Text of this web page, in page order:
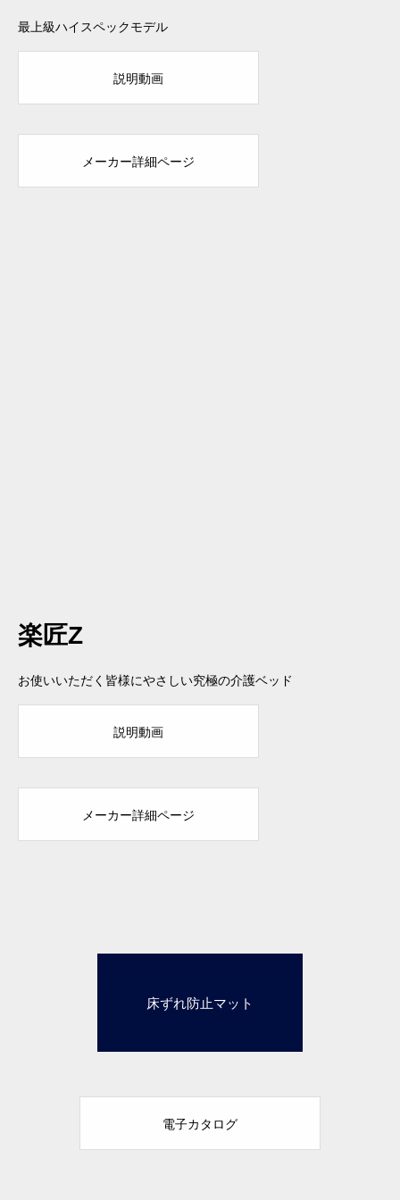
最上級ハイスペックモデル
説明動画
メーカー詳細ページ
楽匠Z
お使いいただく皆様にやさしい究極の介護ベッド
説明動画
メーカー詳細ページ
3床ずれ防止マット
電子カタログ